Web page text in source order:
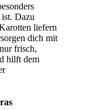
Dazu
liefern
dich mit
frisch,
hilft dem